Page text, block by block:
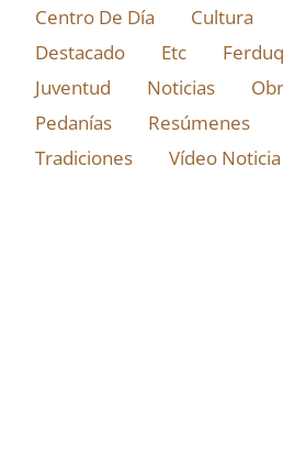
Centro De Día
Cultura
Destacado
Etc
Juventud
Noticias
Pedanías
Resúmenes
Tradiciones
Vídeo Noticia